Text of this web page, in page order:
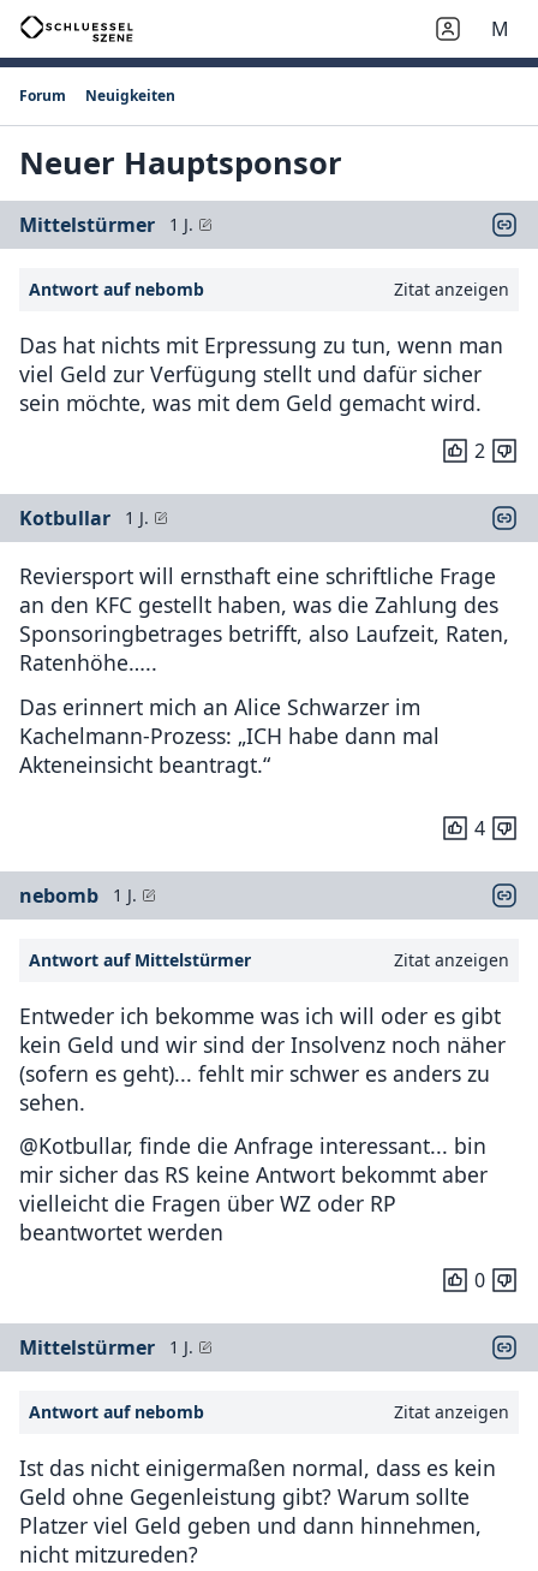
M
Forum Neuigkeiten
Neuer Hauptsponsor
Mittelstürmer 1 J.
Antwort auf nebomb Zitat anzeigen
Das hat nichts mit Erpressung zu tun, wenn man
viel Geld zur Verfügung stellt und dafür sicher
sein möchte, was mit dem Geld gemacht wird.
2
Kotbullar 1 J.
Reviersport will ernsthaft eine schriftliche Frage
an den KFC gestellt haben, was die Zahlung des
Sponsoringbetrages betrifft, also Laufzeit, Raten,
Ratenhöhe…..
Das erinnert mich an Alice Schwarzer im
Kachelmann-Prozess: „ICH habe dann mal
Akteneinsicht beantragt.“
4
nebomb 1 J.
Antwort auf Mittelstürmer Zitat anzeigen
Entweder ich bekomme was ich will oder es gibt
kein Geld und wir sind der Insolvenz noch näher
(sofern es geht)... fehlt mir schwer es anders zu
sehen.
@Kotbullar, finde die Anfrage interessant... bin
mir sicher das RS keine Antwort bekommt aber
vielleicht die Fragen über WZ oder RP
beantwortet werden
0
Mittelstürmer 1 J.
Antwort auf nebomb Zitat anzeigen
Ist das nicht einigermaßen normal, dass es kein
Geld ohne Gegenleistung gibt? Warum sollte
Platzer viel Geld geben und dann hinnehmen,
nicht mitzureden?